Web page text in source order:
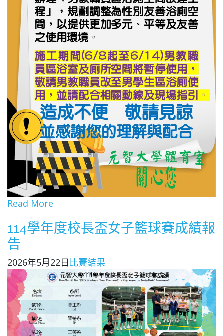
Read More
114學年度校長盃女子籃球賽成績報
告
2026年5月22日 比賽結果